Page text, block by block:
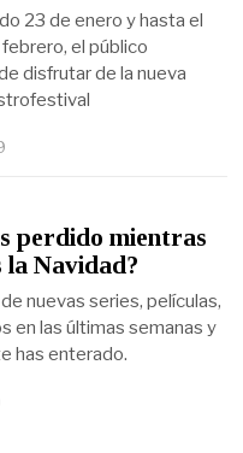
23 de enero y hasta el
el público
disfrutar de la nueva
perdido mientras
la Navidad?
nuevas series, películas,
en las últimas semanas y
has enterado.